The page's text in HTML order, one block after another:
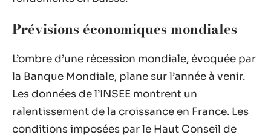
Prévisions économiques mondiales
L’ombre d’une récession mondiale, évoquée par
la Banque Mondiale, plane sur l’année à venir.
Les données de l’INSEE montrent un
ralentissement de la croissance en France. Les
conditions imposées par le Haut Conseil de